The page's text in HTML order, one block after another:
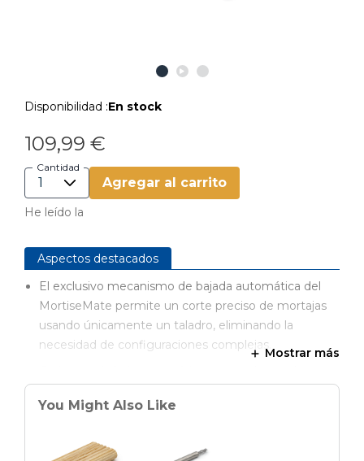
Disponibilidad :En stock
109,99 €
Cantidad
Agregar al carrito
He leído la
Aspectos destacados
El exclusivo mecanismo de bajada automática del
MortiseMate permite un corte preciso de mortajas
usando únicamente un taladro, eliminando la
necesidad de configuraciones complejas.
todo momento.
microajuste del MortiseMate, que te permiten
Mostrar más
You Might Also Like